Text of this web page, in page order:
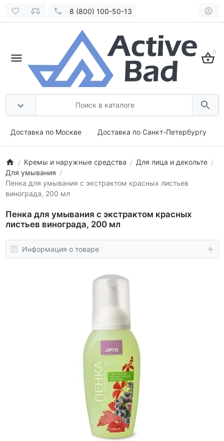
8 (800) 100-50-13
0
Доставка по Москве Доставка по Санкт-Петербургу
Кремы и наружные средства
Для лица и декольте
Для умывания
Пенка для умывания с экстрактом красных листьев
винограда, 200 мл
Пенка для умывания с экстрактом красных
листьев винограда, 200 мл
Информация о товаре